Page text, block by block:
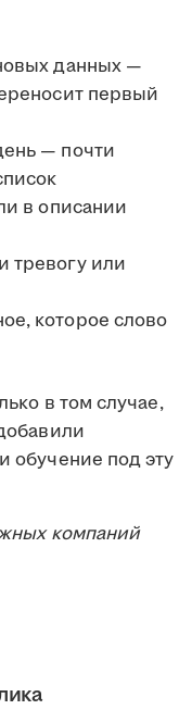
данных —
первый
— почти
в описании
тревогу или
которое слово
в том случае,
обучение под эту
компаний